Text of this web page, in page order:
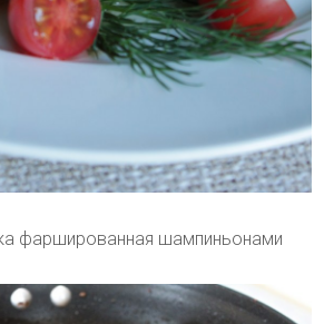
фаршированная шампиньонами